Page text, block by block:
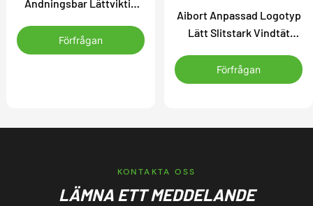
Andningsbar Lättviktig
Baskettröja för
Mästerskap
Förfrågan
Aibort Anpassad Logotyp
Lätt Slitstark Vindtät
Träningsjacka för
Fotbollsträning
Förfrågan
KONTAKTA OSS
LÄMNA ETT MEDDELANDE